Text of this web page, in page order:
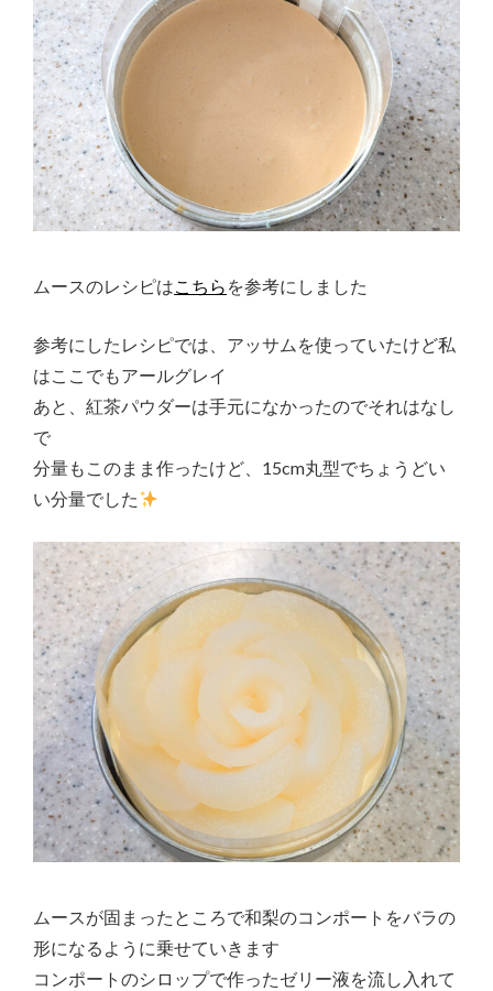
ムースのレシピはこちら を参考にしました
参考にしたレシピでは、アッサムを使っていたけど私
はここでもアールグレイ
あと、紅茶パウダーは手元になかったのでそれはなし
で
分量もこのまま作ったけど、15cm丸型でちょうどい
い分量でした
ムースが固まったところで和梨のコンポートをバラの
形になるように乗せていきます
コンポートのシロップで作ったゼリー液を流し入れて